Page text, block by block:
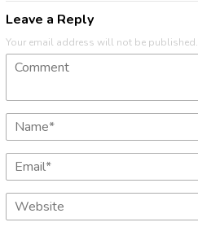
Leave a Reply
Your email address will not be published.